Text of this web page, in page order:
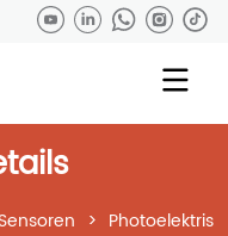
Sensoren >